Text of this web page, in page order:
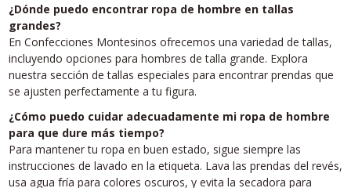
¿Dónde puedo encontrar ropa de hombre en tallas
grandes?
En Confecciones Montesinos ofrecemos una variedad de tallas,
incluyendo opciones para hombres de talla grande. Explora
nuestra sección de tallas especiales para encontrar prendas que
se ajusten perfectamente a tu figura.
¿Cómo puedo cuidar adecuadamente mi ropa de hombre
para que dure más tiempo?
Para mantener tu ropa en buen estado, sigue siempre las
instrucciones de lavado en la etiqueta. Lava las prendas del revés,
usa agua fría para colores oscuros, y evita la secadora para